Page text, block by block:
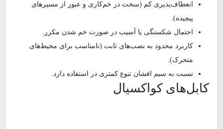
انعطاف‌پذیری کم (سخت در خم‌کاری و عبور از مسیرهای
پیچیده).
احتمال شکستگی یا آسیب در صورت خم شدن مکرر.
کاربرد محدود به نصب‌های ثابت (نامناسب برای محیط‌های
متحرک).
نسبت به سیم افشان تنوع کمتری در استفاده دارد.
کابل‌های کواکسیال